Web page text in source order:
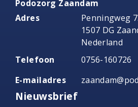
Podozorg Zaandam
Adres
Penningweg
1507 DG
Nederland
Telefoon
0756-160726
E-mailadres
Nieuwsbrief